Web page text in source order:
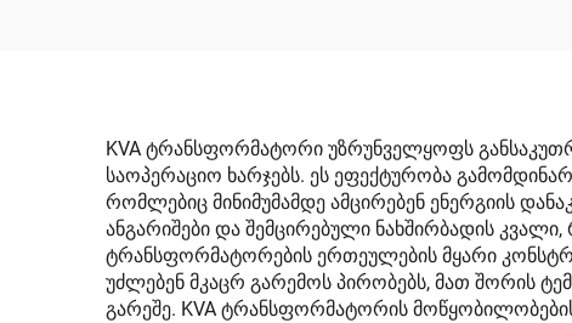
KVA ტრანსფორმატორი უზრუნველყოფს
საოპერაციო ხარჯებს. ეს ეფექტურობა
რომლებიც მინიმუმამდე ამცირებენ ენერგიის
ანგარიშები და შემცირებული ნახშირბადის
ტრანსფორმატორების ერთეულების მყარი
უძლებენ მკაცრ გარემოს პირობებს, მათ შორის
გარეშე. KVA ტრანსფორმატორის